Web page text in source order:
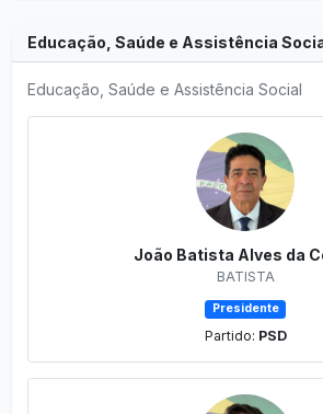
Educação, Saúde e Assistência
Educação, Saúde e Assistência Social
João Batista Alves da
BATISTA
Presidente
Partido: PSD